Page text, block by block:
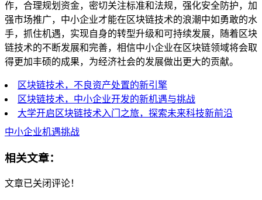
作，合理规划资金，密切关注标准和法规，强化安全防护，加
强市场推广，中小企业才能在区块链技术的浪潮中如勇敢的水
手，抓住机遇，实现自身的转型升级和可持续发展，随着区块
链技术的不断发展和完善，相信中小企业在区块链领域将会取
得更加丰硕的成果，为经济社会的发展做出更大的贡献。
区块链技术，不良资产处置的新引擎
区块链技术，中小企业开发的新机遇与挑战
大学开启区块链技术入门之旅，探索未来科技新前沿
中小企业机遇挑战
相关文章：
文章已关闭评论！